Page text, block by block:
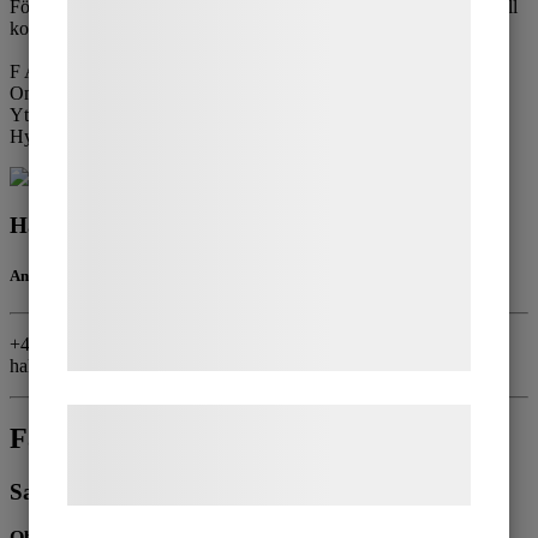
För mer information och visning, ring 031-775 90 80 eller maila till
kontakt@hmaklare.se
F A K T A
Omsättning: intervall 4-5 MSEK
Yta: ca 200 kvm
Hyresnivå: ca 42 000 kr/mån. Moms tillkommer.
Hakan Demir
Ansvarig mäklare
+46705-53 53 62
hakan@hmaklare.se
Fakta
Sammanfattning